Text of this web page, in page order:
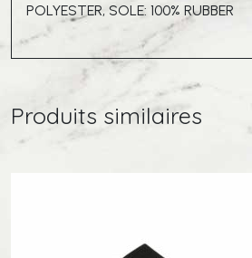
POLYESTER, SOLE: 100% RUBBER
Produits similaires